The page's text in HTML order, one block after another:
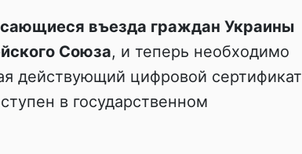
въезда граждан Украины
Союза, и теперь необходимо
действующий цифровой сертификат
в государственном